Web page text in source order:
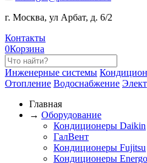
г. Москва, ул Арбат, д. 6/2
Контакты
0Корзина
Инженерные системы
Отопление Водоснабжение
Главная
→ Оборудование
Кондиционеры Daikin
ГалВент
Кондиционеры Fujitsu
Кондиционеры